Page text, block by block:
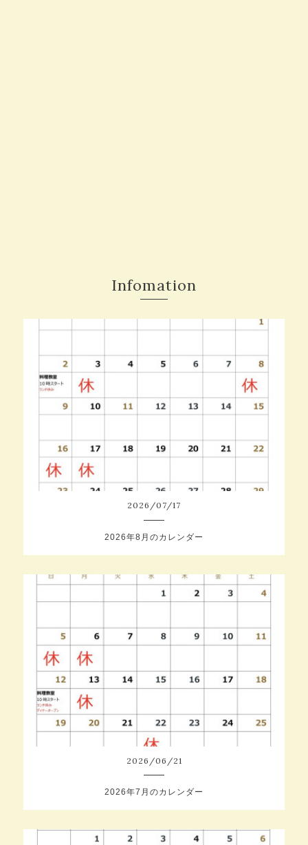
Infomation
2026 /07/17
2026年8月のカレンダー
2026 /06 /21
2026年7月のカレンダー